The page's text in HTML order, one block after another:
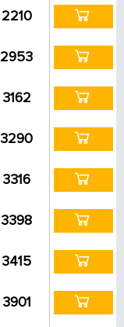
2210
2953
3162
3290
3316
3398
3415
3901